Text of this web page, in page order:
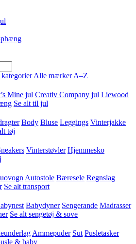
Alle mærker A–Z
Mine jul Creativ Company jul Liewood
Se alt til jul
Body Bluse Leggings Vinterjakke
tøj
Vinterstøvler Hjemmesko
Autostole Bæresele Regnslag
Se alt transport
Babydyner Sengerande Madrasser
Se alt sengetøj & sove
Ammepuder Sut Pusletasker
& baby